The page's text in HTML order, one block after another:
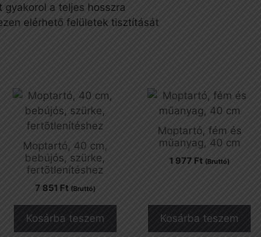
gyakorol a teljes hosszra
elérhető felületek tisztítását
Moptartó, 40 cm,
bebújós, szürke,
fertõtlenítéshez
7 851 Ft (Bruttó)
Kosárba teszem
Moptartó, fém és
műanyag, 40 cm
1 977 Ft (Bruttó)
Kosárba teszem